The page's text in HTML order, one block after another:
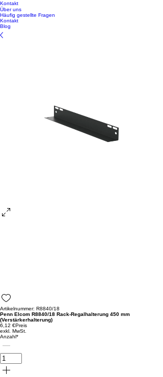
Kontakt
Über uns
Häufig gestellte Fragen
Kontakt
Blog
Artikelnummer: R8840/18
Penn Elcom R8840/18 Rack-Regalhalterung 450 mm
(Verstärkerhalterung)
6,12 €Preis
exkl. MwSt.
Anzahl*